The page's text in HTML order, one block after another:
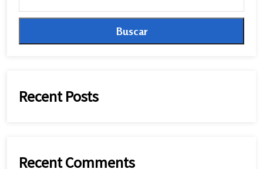
Buscar
Recent Posts
Recent Comments